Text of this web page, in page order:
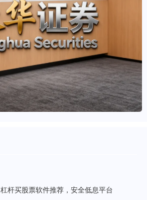
杠杆买股票软件推荐，安全低息平台